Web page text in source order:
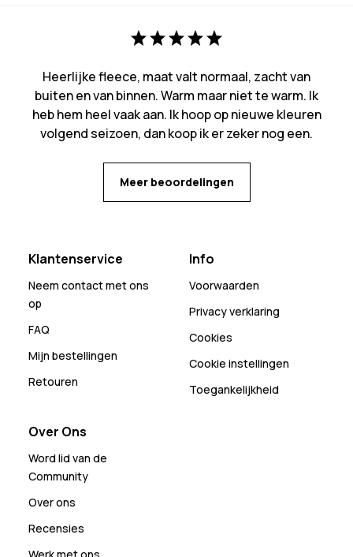
Heerlijke fleece, maat valt normaal, zacht van
buiten en van binnen. Warm maar niet te warm. Ik
heb hem heel vaak aan. Ik hoop op nieuwe kleuren
volgend seizoen, dan koop ik er zeker nog een.
Meer beoordelingen
Klantenservice
Neem contact met ons
op
FAQ
Mijn bestellingen
Retouren
Info
Voorwaarden
Privacy verklaring
Cookies
Cookie instellingen
Toegankelijkheid
Over Ons
Word lid van de
Community
Over ons
Recensies